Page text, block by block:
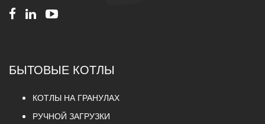
БЫТОВЫЕ КОТЛЫ
КОТЛЫ НА ГРАНУЛАХ
РУЧНОЙ ЗАГРУЗКИ